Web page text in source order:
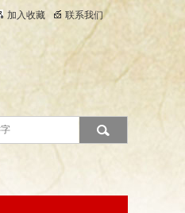
加入收藏 联系我们